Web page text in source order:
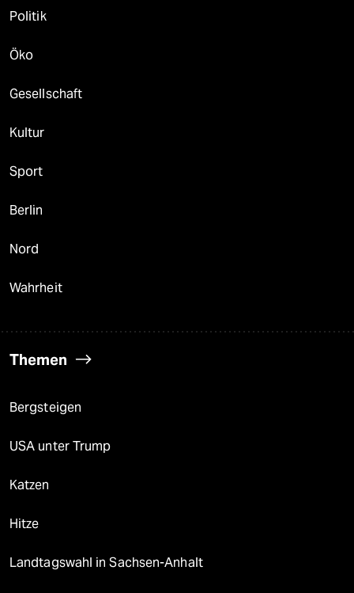
Politik
Öko
Gesellschaft
Kultur
Sport
Berlin
Nord
Wahrheit
Themen
Bergsteigen
USA unter Trump
Katzen
Hitze
Landtagswahl in Sachsen-Anhalt